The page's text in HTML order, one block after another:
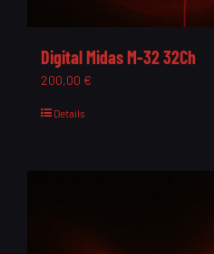
Digital Midas M-32 32Ch
200,00 €
Details